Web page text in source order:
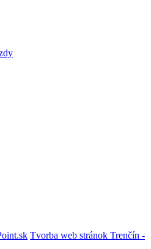
Tvorba web stránok Trenčín -